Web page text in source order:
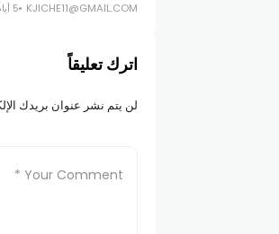
KJICHE11@GMAIL.COM 5 أيام AGO
اترك تعليقاً
لن يتم نشر عنوان بريدك